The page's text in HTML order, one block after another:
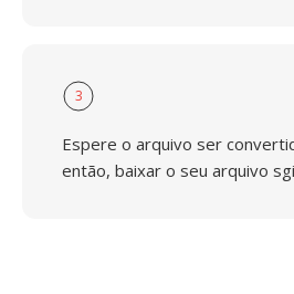
3
Espere o arquivo ser
então, baixar o seu arquivo sgi